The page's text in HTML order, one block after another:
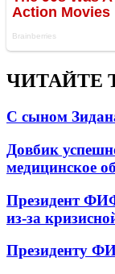
ЧИТАЙТЕ
С сыном
Довбик
медицинское
Президент
из-за
Президенту